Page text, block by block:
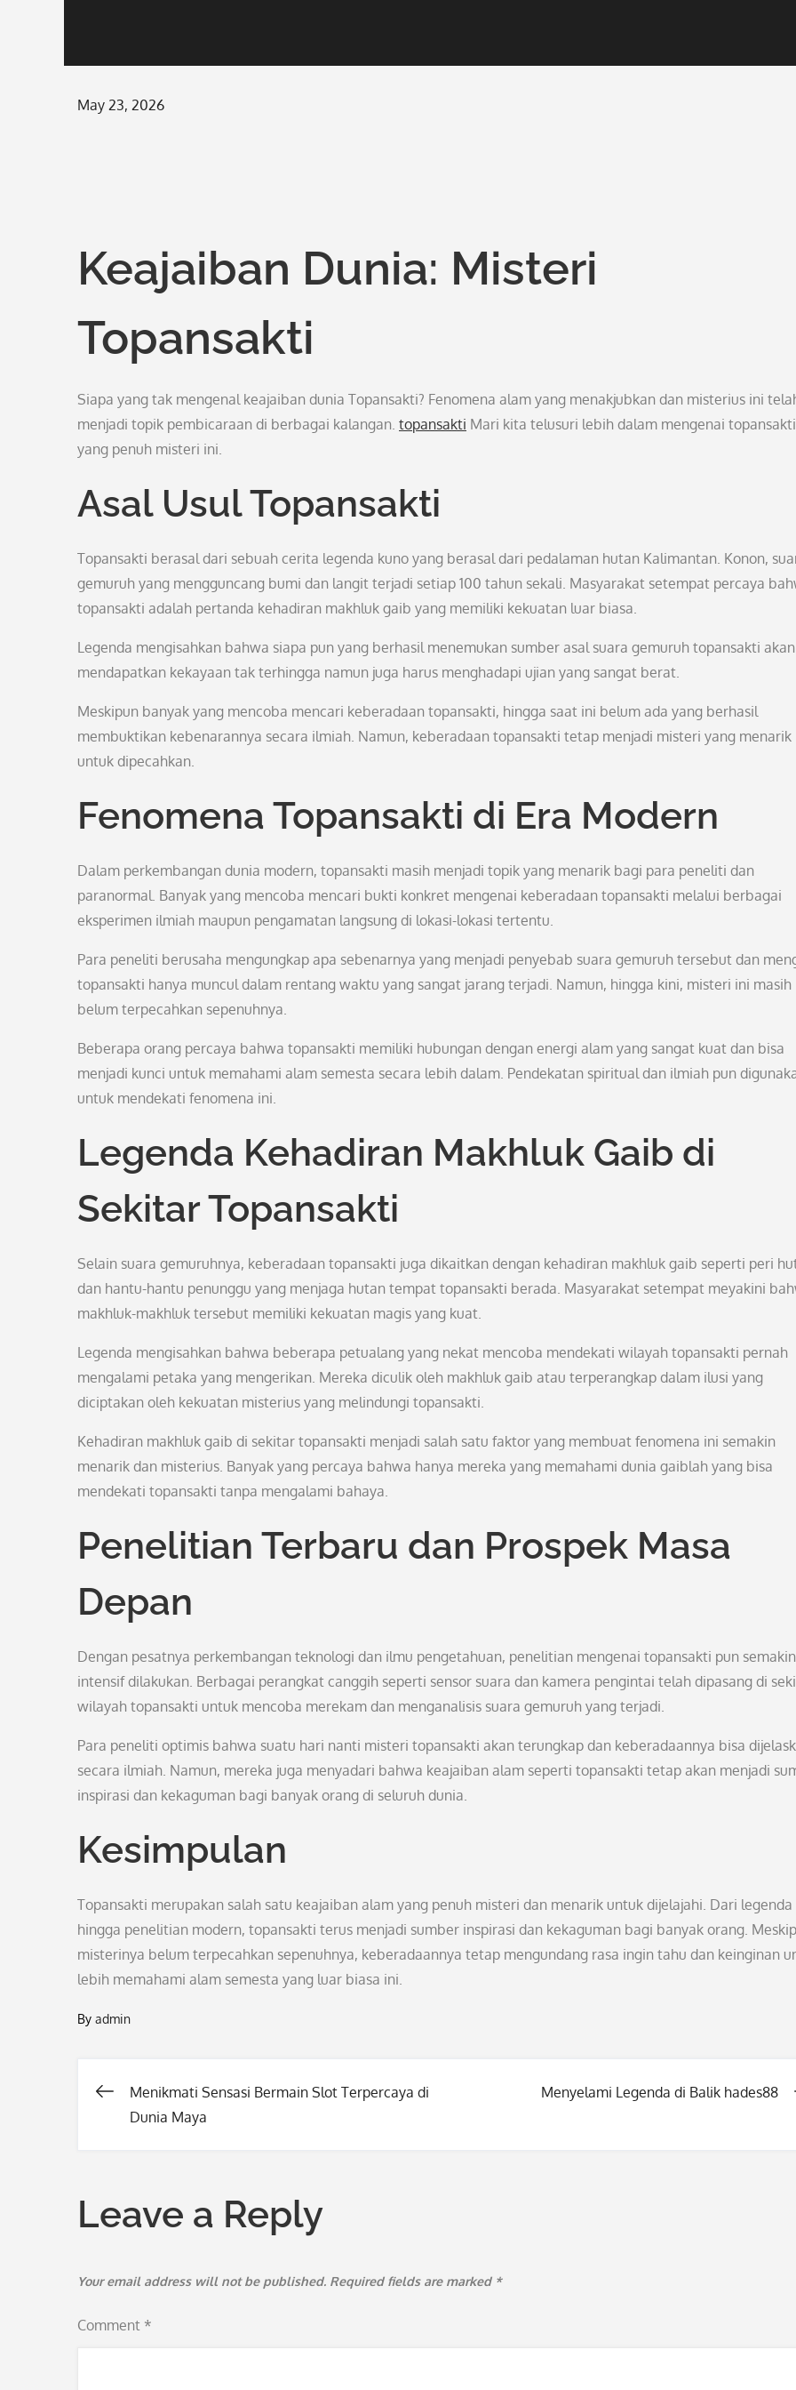
Posted
May 23, 2026
Keajaiban Dunia: Misteri
Topansakti
Siapa yang tak mengenal keajaiban dunia Topansakti? Fenomena alam yang menakjubkan dan misterius ini
menjadi topik pembicaraan di berbagai kalangan. topansakti Mari kita telusuri lebih dalam mengenai topansakti
yang penuh misteri ini.
Asal Usul Topansakti
Topansakti berasal dari sebuah cerita legenda kuno yang berasal dari pedalaman hutan Kalimantan. Konon,
gemuruh yang mengguncang bumi dan langit terjadi setiap 100 tahun sekali. Masyarakat setempat percaya
topansakti adalah pertanda kehadiran makhluk gaib yang memiliki kekuatan luar biasa.
Legenda mengisahkan bahwa siapa pun yang berhasil menemukan sumber asal suara gemuruh topansakti akan
mendapatkan kekayaan tak terhingga namun juga harus menghadapi ujian yang sangat berat.
Meskipun banyak yang mencoba mencari keberadaan topansakti, hingga saat ini belum ada yang berhasil
membuktikan kebenarannya secara ilmiah. Namun, keberadaan topansakti tetap menjadi misteri yang menarik
untuk dipecahkan.
Fenomena Topansakti di Era Modern
Dalam perkembangan dunia modern, topansakti masih menjadi topik yang menarik bagi para peneliti dan
paranormal. Banyak yang mencoba mencari bukti konkret mengenai keberadaan topansakti melalui berbagai
eksperimen ilmiah maupun pengamatan langsung di lokasi-lokasi tertentu.
Para peneliti berusaha mengungkap apa sebenarnya yang menjadi penyebab suara gemuruh tersebut dan
topansakti hanya muncul dalam rentang waktu yang sangat jarang terjadi. Namun, hingga kini, misteri ini masih
belum terpecahkan sepenuhnya.
Beberapa orang percaya bahwa topansakti memiliki hubungan dengan energi alam yang sangat kuat dan bisa
menjadi kunci untuk memahami alam semesta secara lebih dalam. Pendekatan spiritual dan ilmiah pun
untuk mendekati fenomena ini.
Legenda Kehadiran Makhluk Gaib di
Sekitar Topansakti
Selain suara gemuruhnya, keberadaan topansakti juga dikaitkan dengan kehadiran makhluk gaib seperti peri
dan hantu-hantu penunggu yang menjaga hutan tempat topansakti berada. Masyarakat setempat meyakini
makhluk-makhluk tersebut memiliki kekuatan magis yang kuat.
Legenda mengisahkan bahwa beberapa petualang yang nekat mencoba mendekati wilayah topansakti pernah
mengalami petaka yang mengerikan. Mereka diculik oleh makhluk gaib atau terperangkap dalam ilusi yang
diciptakan oleh kekuatan misterius yang melindungi topansakti.
Kehadiran makhluk gaib di sekitar topansakti menjadi salah satu faktor yang membuat fenomena ini semakin
menarik dan misterius. Banyak yang percaya bahwa hanya mereka yang memahami dunia gaiblah yang bisa
mendekati topansakti tanpa mengalami bahaya.
Penelitian Terbaru dan Prospek Masa
Depan
Dengan pesatnya perkembangan teknologi dan ilmu pengetahuan, penelitian mengenai topansakti pun semakin
intensif dilakukan. Berbagai perangkat canggih seperti sensor suara dan kamera pengintai telah dipasang di
wilayah topansakti untuk mencoba merekam dan menganalisis suara gemuruh yang terjadi.
Para peneliti optimis bahwa suatu hari nanti misteri topansakti akan terungkap dan keberadaannya bisa
secara ilmiah. Namun, mereka juga menyadari bahwa keajaiban alam seperti topansakti tetap akan menjadi
inspirasi dan kekaguman bagi banyak orang di seluruh dunia.
Kesimpulan
Topansakti merupakan salah satu keajaiban alam yang penuh misteri dan menarik untuk dijelajahi. Dari legenda
hingga penelitian modern, topansakti terus menjadi sumber inspirasi dan kekaguman bagi banyak orang.
misterinya belum terpecahkan sepenuhnya, keberadaannya tetap mengundang rasa ingin tahu dan keinginan
lebih memahami alam semesta yang luar biasa ini.
By admin
Post
Menikmati Sensasi Bermain Slot Terpercaya di
Dunia Maya
Menyelami Legenda di Balik hades88
Leave a Reply
Your email address will not be published. Required fields are marked *
Comment *